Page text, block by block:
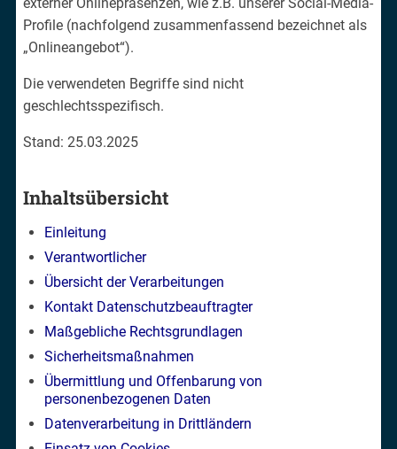
Profile (nachfolgend zusammenfassend bezeichnet als
„Onlineangebot“).
Die verwendeten Begriffe sind nicht
geschlechtsspezifisch.
Stand: 25.03.2025
Inhaltsübersicht
Einleitung
Verantwortlicher
Übersicht der Verarbeitungen
Kontakt Datenschutzbeauftragter
Maßgebliche Rechtsgrundlagen
Sicherheitsmaßnahmen
Übermittlung und Offenbarung von
personenbezogenen Daten
Datenverarbeitung in Drittländern